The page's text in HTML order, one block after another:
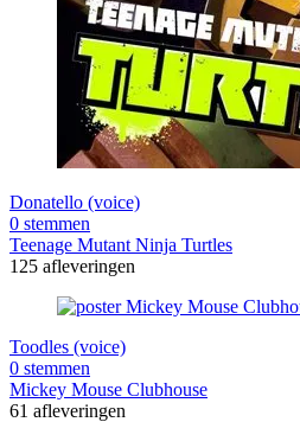
Donatello (voice)
0 stemmen
Teenage Mutant Ninja Turtles
125 afleveringen
Toodles (voice)
0 stemmen
Mickey Mouse Clubhouse
61 afleveringen